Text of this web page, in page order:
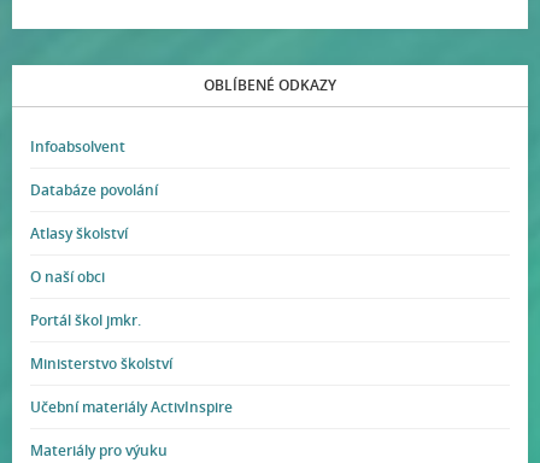
OBLÍBENÉ ODKAZY
Infoabsolvent
Databáze povolání
Atlasy školství
O naší obci
Portál škol jmkr.
Ministerstvo školství
Učební materiály ActivInspire
Materiály pro výuku